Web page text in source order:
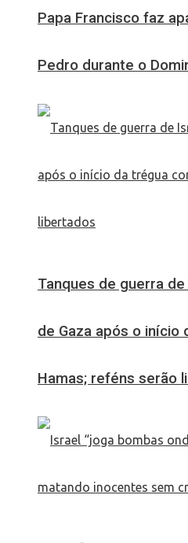
Papa Francisco faz
Pedro durante o
Tanques de guerra
de Gaza após o início
Hamas; reféns serão